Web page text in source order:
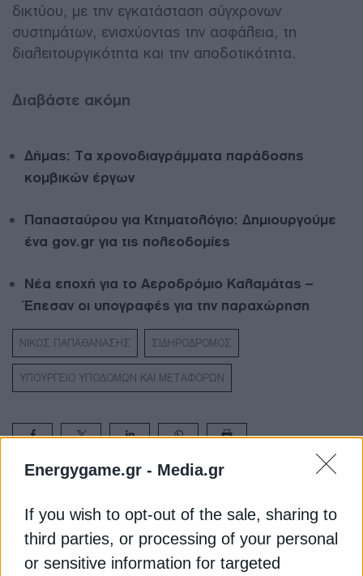
Energygame.gr - Media.gr
If you wish to opt-out of the sale, sharing to
third parties, or processing of your personal
or sensitive information for targeted
δικτύου, με την εγκατάσταση σύγχρονων
συστημάτων, ενισχύοντας την ασφάλεια, τη
διαλειτουργικότητα και την αποδοτικότητα.
Διαβάστε ακόμη
Δήμας: Τα χρονοδιαγράμματα παράδοσης
κομβικών έργων
Παπασταύρου για Κτηματολόγιο: Δημιουργούμε
ένα gov.gr για τις πολεοδομίες
Νέα εποχή για το Αεροδρόμιο Καλαμάτας –
Έπεσαν οι υπογραφές για την παραχώρηση
ΝΙΚΟΣ ΠΑΠΑΘΑΝΑΣΗΣ ΣΙΔΗΡΟΔΡΟΜΟΣ
ΥΠΟΥΡΓΕΙΟ ΥΠΟΔΟΜΩΝ ΚΑΙ ΜΕΤΑΦΟΡΩΝ